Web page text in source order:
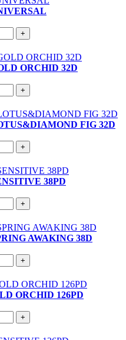
+
ORCHID 32D
+
FIG 32D
+
38PD
+
AWAKING 38D
+
ORCHID 126PD
+